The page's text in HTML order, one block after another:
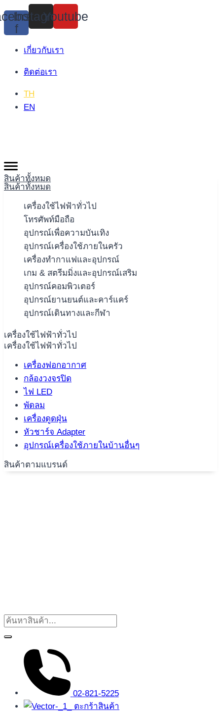
Skip
to
content
f
Instagram
Youtube
เกี่ยวกับเรา
ติดต่อเรา
TH
EN
สินค้าทั้งหมด
สินค้าทั้งหมด
เครื่องใช้ไฟฟ้าทั่วไป
โทรศัพท์มือถือ
อุปกรณ์เพื่อความบันเทิง
อุปกรณ์เครื่องใช้ภายในครัว
เครื่องทำกาแฟและอุปกรณ์
เกม & สตรีมมิ่งและอุปกรณ์เสริม
อุปกรณ์คอมพิวเตอร์
อุปกรณ์ยานยนต์และคาร์แคร์
อุปกรณ์เดินทางและกีฬา
เครื่องใช้ไฟฟ้าทั่วไป
เครื่องใช้ไฟฟ้าทั่วไป
เครื่องฟอกอากาศ
กล้องวงจรปิด
ไฟ LED
พัดลม
เครื่องดูดฝุ่น
หัวชาร์จ Adapter
อุปกรณ์เครื่องใช้ภายในบ้านอื่นๆ
สินค้าตามแบรนด์
02-821-5225
ตะกร้าสินค้า